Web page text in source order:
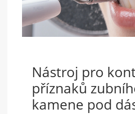
Nástroj pro
příznaků
kamene pod